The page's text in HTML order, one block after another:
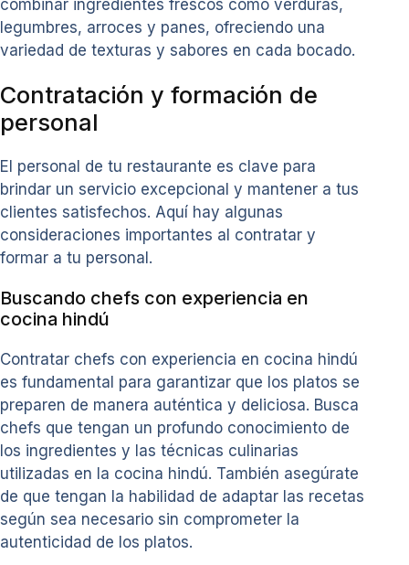
combinar ingredientes frescos como verduras,
legumbres, arroces y panes, ofreciendo una
variedad de texturas y sabores en cada bocado.
Contratación y formación de
personal
El personal de tu restaurante es clave para
brindar un servicio excepcional y mantener a tus
clientes satisfechos. Aquí hay algunas
consideraciones importantes al contratar y
formar a tu personal.
Buscando chefs con experiencia en
cocina hindú
Contratar chefs con experiencia en cocina hindú
es fundamental para garantizar que los platos se
preparen de manera auténtica y deliciosa. Busca
chefs que tengan un profundo conocimiento de
los ingredientes y las técnicas culinarias
utilizadas en la cocina hindú. También asegúrate
de que tengan la habilidad de adaptar las recetas
según sea necesario sin comprometer la
autenticidad de los platos.